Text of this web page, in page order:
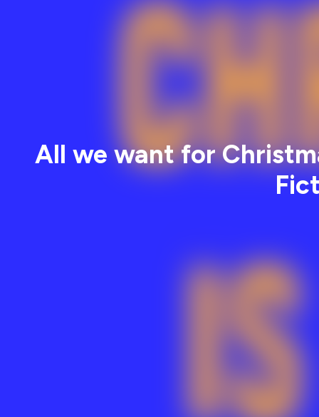
All we want for